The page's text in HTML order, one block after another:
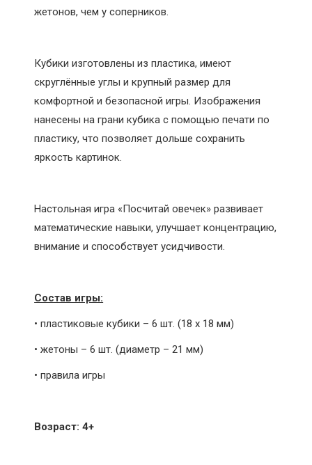
жетонов, чем у соперников.
Кубики изготовлены из пластика, имеют
скруглённые углы и крупный размер для
комфортной и безопасной игры. Изображения
нанесены на грани кубика с помощью печати по
пластику, что позволяет дольше сохранить
яркость картинок.
Настольная игра «Посчитай овечек» развивает
математические навыки, улучшает концентрацию,
внимание и способствует усидчивости.
Состав игры:
• пластиковые кубики – 6 шт. (18 х 18 мм)
• жетоны – 6 шт. (диаметр – 21 мм)
• правила игры
Возраст: 4+